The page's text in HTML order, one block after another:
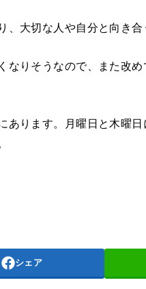
大切な人や自分と向き合
なりそうなので、また改
あります。月曜日と木曜
シェア